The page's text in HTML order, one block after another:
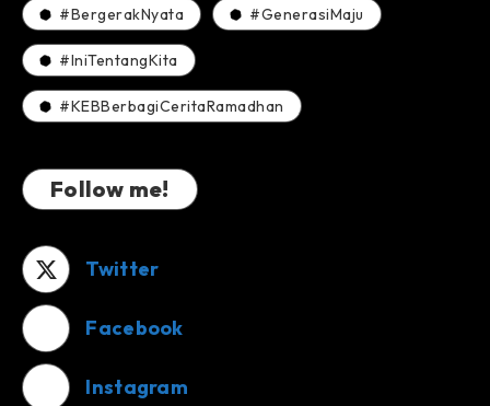
#BergerakNyata #GenerasiMaju
#IniTentangKita
#KEBBerbagiCeritaRamadhan
Follow me!
Twitter
Facebook
Instagram